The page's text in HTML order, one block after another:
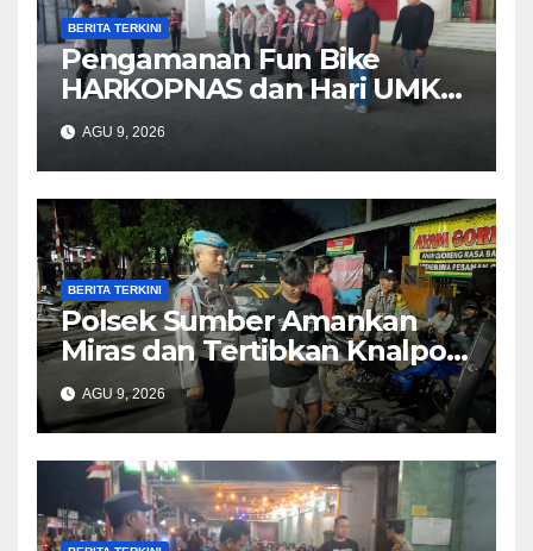
BERITA TERKINI
Pengamanan Fun Bike
HARKOPNAS dan Hari UMKM
Nasional 2026, Polsek
Sumber Pastikan Kegiatan
Berjalan Aman dan Lancar
AGU 9, 2026
BERITA TERKINI
Polsek Sumber Amankan
Miras dan Tertibkan Knalpot
Bising
AGU 9, 2026